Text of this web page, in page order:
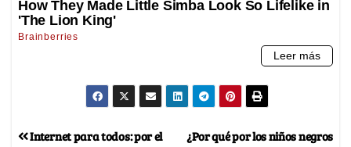
¿Por qué por los niños negros
Internet para todos: por el